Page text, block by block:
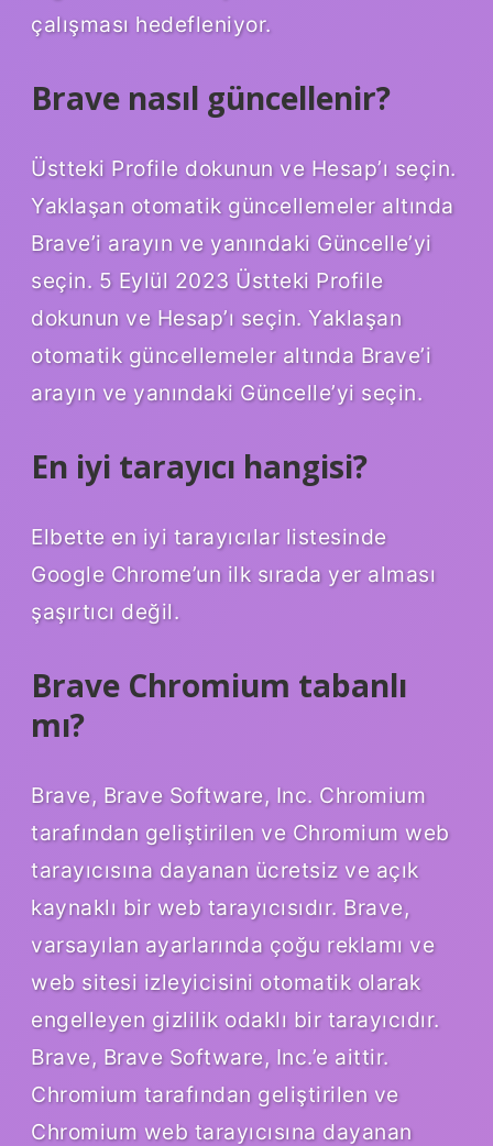
çalışması hedefleniyor.
Brave nasıl güncellenir?
Üstteki Profile dokunun ve Hesap’ı seçin.
Yaklaşan otomatik güncellemeler altında
Brave’i arayın ve yanındaki Güncelle’yi
seçin. 5 Eylül 2023 Üstteki Profile
dokunun ve Hesap’ı seçin. Yaklaşan
otomatik güncellemeler altında Brave’i
arayın ve yanındaki Güncelle’yi seçin.
En iyi tarayıcı hangisi?
Elbette en iyi tarayıcılar listesinde
Google Chrome’un ilk sırada yer alması
şaşırtıcı değil.
Brave Chromium tabanlı
mı?
Brave, Brave Software, Inc. Chromium
tarafından geliştirilen ve Chromium web
tarayıcısına dayanan ücretsiz ve açık
kaynaklı bir web tarayıcısıdır. Brave,
varsayılan ayarlarında çoğu reklamı ve
web sitesi izleyicisini otomatik olarak
engelleyen gizlilik odaklı bir tarayıcıdır.
Brave, Brave Software, Inc.’e aittir.
Chromium tarafından geliştirilen ve
Chromium web tarayıcısına dayanan